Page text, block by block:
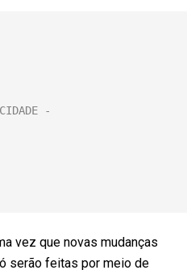
vez que novas mudanças
serão feitas por meio de